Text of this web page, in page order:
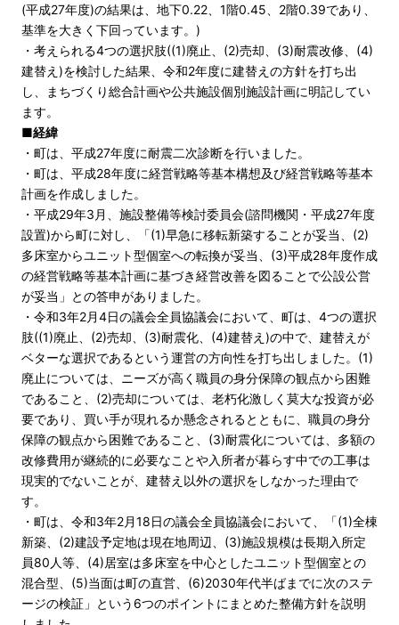
(平成27年度)の結果は、地下0.22、1階0.45、2階0.39であり、
基準を大きく下回っています。)
・考えられる4つの選択肢((1)廃止、(2)売却、(3)耐震改修、(4)
建替え)を検討した結果、令和2年度に建替えの方針を打ち出
し、まちづくり総合計画や公共施設個別施設計画に明記してい
ます。
■経緯
・町は、平成27年度に耐震二次診断を行いました。
・町は、平成28年度に経営戦略等基本構想及び経営戦略等基本
計画を作成しました。
・平成29年3月、施設整備等検討委員会(諮問機関・平成27年度
設置)から町に対し、「(1)早急に移転新築することが妥当、(2)
多床室からユニット型個室への転換が妥当、(3)平成28年度作成
の経営戦略等基本計画に基づき経営改善を図ることで公設公営
が妥当」との答申がありました。
・令和3年2月4日の議会全員協議会において、町は、4つの選択
肢((1)廃止、(2)売却、(3)耐震化、(4)建替え)の中で、建替えが
ベターな選択であるという運営の方向性を打ち出しました。(1)
廃止については、ニーズが高く職員の身分保障の観点から困難
であること、(2)売却については、老朽化激しく莫大な投資が必
要であり、買い手が現れるか懸念されるとともに、職員の身分
保障の観点から困難であること、(3)耐震化については、多額の
改修費用が継続的に必要なことや入所者が暮らす中での工事は
現実的でないことが、建替え以外の選択をしなかった理由で
す。
・町は、令和3年2月18日の議会全員協議会において、「(1)全棟
新築、(2)建設予定地は現在地周辺、(3)施設規模は長期入所定
員80人等、(4)居室は多床室を中心としたユニット型個室との
混合型、(5)当面は町の直営、(6)2030年代半ばまでに次のステ
ージの検証」という6つのポイントにまとめた整備方針を説明